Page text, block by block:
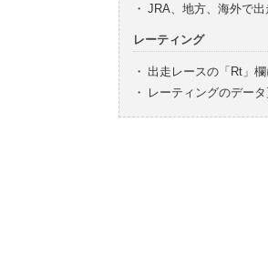
・ JRA、地方、海外で
レーティング
・ 出走レースの「Rt」
・
レーティングのデータ